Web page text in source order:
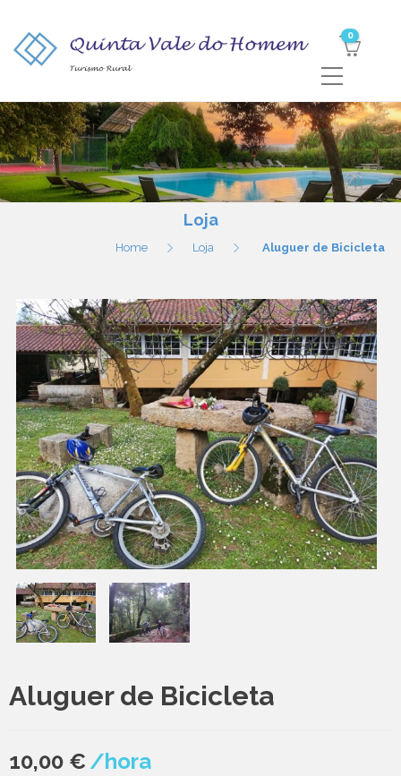
0
Loja
Home Loja Aluguer de Bicicleta
Aluguer de Bicicleta
10,00 € /hora